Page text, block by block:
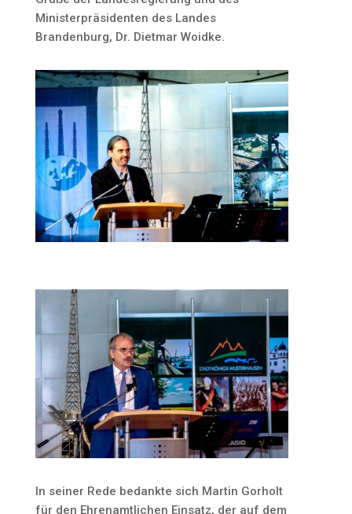
Ministerpräsidenten des Landes
Brandenburg, Dr. Dietmar Woidke.
In seiner Rede bedankte sich Martin Gorholt
für den Ehrenamtlichen Einsatz, der auf dem